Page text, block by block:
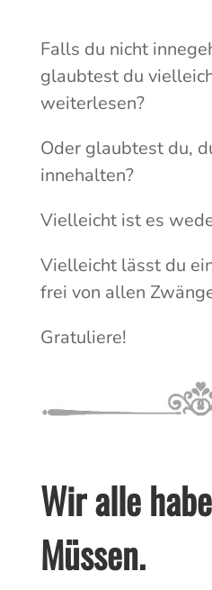
Falls du nicht
glaubtest du
weiterlesen?
Oder glaubtest du,
innehalten?
Vielleicht ist es
Vielleicht lässt du
frei von allen
Gratuliere!
Wir alle
Müssen.